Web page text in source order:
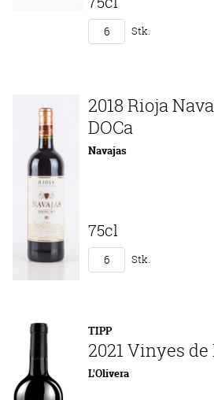
Stk.
2018 Rioja
DOCa
Navajas
75cl
Stk.
TIPP
2021 Vinyes
L'Olivera